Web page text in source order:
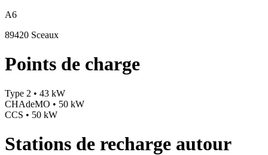
A6
89420 Sceaux
Points de charge
Type 2 • 43 kW
CHAdeMO • 50 kW
CCS • 50 kW
Stations de recharge autour